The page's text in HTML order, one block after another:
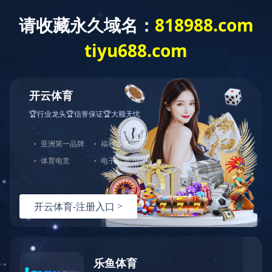
搜索
公司简介 发展历程 组织架构
领导班子